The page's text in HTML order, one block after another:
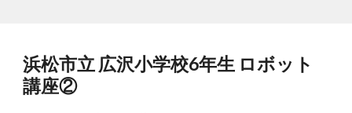
浜松市立 広沢小学校6年生 ロボット
講座②